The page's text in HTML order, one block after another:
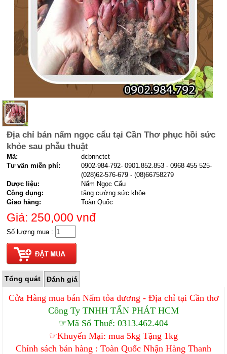
Địa chỉ bán nấm ngọc cẩu tại Cần Thơ phục hồi sức
khỏe sau phẫu thuật
Mã:
dcbnnctct
Tư vấn miễn phí:
0902-984-792- 0901.852.853 - 0968 455 525-
(028)62-576-679 - (08)66758279
Dược liệu:
Nấm Ngọc Cẩu
Công dụng:
tăng cường sức khỏe
Giao hàng:
Toàn Quốc
Giá: 250,000vnđ
Số lượng mua :
Tổng quát Đánh giá
Cửa Hàng mua bán Nấm tỏa dương - Địa chỉ tại Cần thơ
Công Ty TNHH TẤN PHÁT HCM
☞Mã Số Thuế: 0313.462.404
☞Khuyến Mại: mua 5kg Tặng 1kg
Chính sách bán hàng : Toàn Quốc Nhận Hàng Thanh